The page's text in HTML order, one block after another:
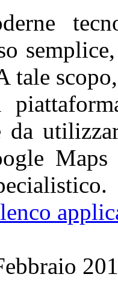
tale
da